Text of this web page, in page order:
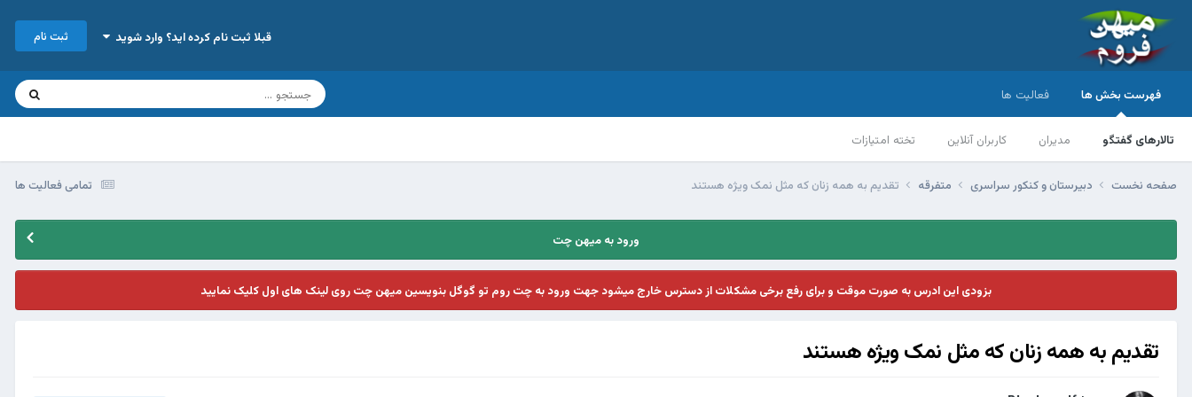
قبلا ثبت نام کرده اید؟ وارد شوید ثبت نام
فهرست بخش ها
تالارهای گفتگو مدیران کاربران آنلاین تخته امتیازات
فعالیت ها
تمامی فعالیت ها صفحه نخست دبیرستان و کنکور سراسری متفرقه تقدیم به همه زنان كه مثل نمک ويژه هستند
ورود به میهن چت
بزودی این ادرس به صورت موقت و برای رفع برخی مشکلات از دسترس خارج میشود جهت ورود به چت روم تو گوگل بنویسین میهن چت روی لینک های اول کلیک نمایید
تقدیم به همه زنان كه مثل نمک ويژه هستند